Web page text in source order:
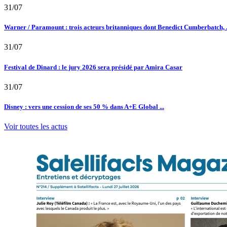
31/07
Warner / Paramount : trois acteurs britanniques dont Benedict Cumberbatch,
31/07
Festival de Dinard : le jury 2026 sera présidé par Amira Casar
31/07
Disney : vers une cession de ses 50 % dans A+E Global ...
Voir toutes les actus